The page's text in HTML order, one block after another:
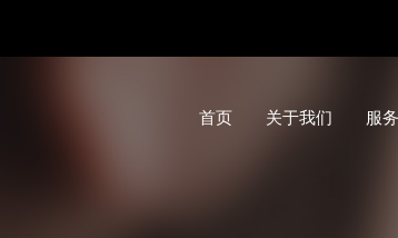
首页 关于我们 服